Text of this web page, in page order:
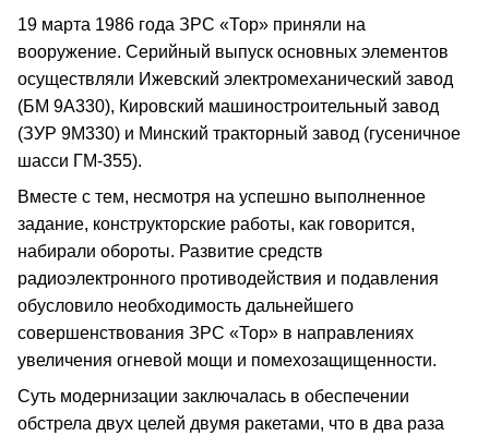
19 марта 1986 года ЗРС «Тор» приняли на
вооружение. Серийный выпуск основных элементов
осуществляли Ижевский электромеханический завод
(БМ 9А330), Кировский машиностроительный завод
(ЗУР 9М330) и Минский тракторный завод (гусеничное
шасси ГМ-355).
Вместе с тем, несмотря на успешно выполненное
задание, конструкторские работы, как говорится,
набирали обороты. Развитие средств
радиоэлектронного противодействия и подавления
обусловило необходимость дальнейшего
совершенствования ЗРС «Тор» в направлениях
увеличения огневой мощи и помехозащищенности.
Суть модернизации заключалась в обеспечении
обстрела двух целей двумя ракетами, что в два раза